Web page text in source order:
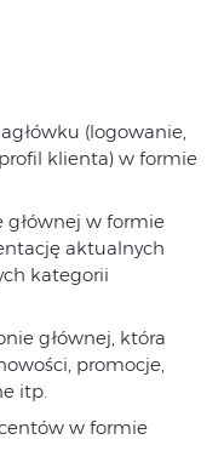
(logowanie,
klienta) w formie
głównej w formie
aktualnych
kategorii
głównej, która
promocje,
itp.
w formie